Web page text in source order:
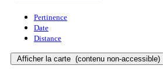
Pertinence
Date
Distance
Afficher la carte (contenu non-accessible)